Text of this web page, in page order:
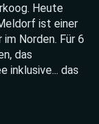
Heute
ist einer
Norden. Für 6
das
das